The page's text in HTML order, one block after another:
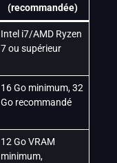
(recommandée)
Intel i7/AMD Ryzen
7 ou supérieur
16 Go minimum, 32
Go recommandé
12 Go VRAM
minimum,